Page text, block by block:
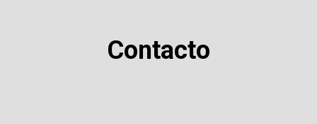
Contacto